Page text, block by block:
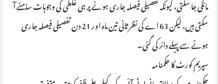
مانگی جا سکتی، کیونکہ تفصیلی فیصلہ جاری ہونے پر ہی غلطی کی وجوہات سامنے آ
سکتی ہیں، لیکن 63 اے کی نظرثانی تین ماہ اور 21 دن تفصیلی فیصلہ جاری
ہونے سے پہلے دائر کی گئی۔
سپریم کورٹ کا حکمنامہ